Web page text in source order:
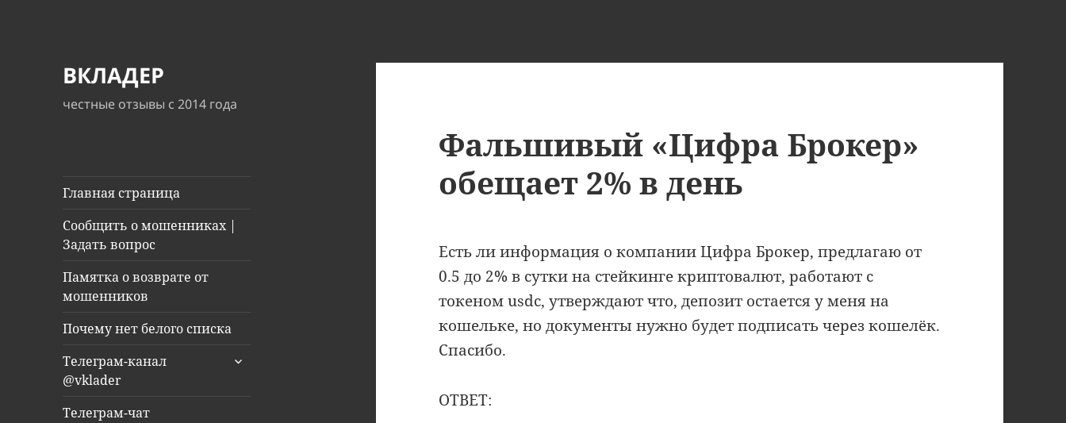
ВКЛАДЕР
честные отзывы с 2014 года
Главная страница
Сообщить о мошенниках |
Задать вопрос
Памятка о возврате от
мошенников
Почему нет белого списка
Телеграм-канал
@vklader
раскрыть
Телеграм-чат
Фальшивый «Цифра Брокер»
обещает 2% в день
Есть ли информация о компании Цифра Брокер, предлагаю от
0.5 до 2% в сутки на стейкинге криптовалют, работают с
токеном usdc, утверждают что, депозит остается у меня на
кошельке, но документы нужно будет подписать через кошелёк.
Спасибо.
ОТВЕТ: